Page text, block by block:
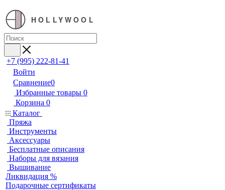
HOLLYWOOL
+7 (995) 222-81-41
Войти
Сравнение0
Избранные товары 0
Корзина 0
Каталог
Пряжа
Инструменты
Аксессуары
Бесплатные описания
Наборы для вязания
Вышивание
Ликвидация %
Подарочные сертификаты